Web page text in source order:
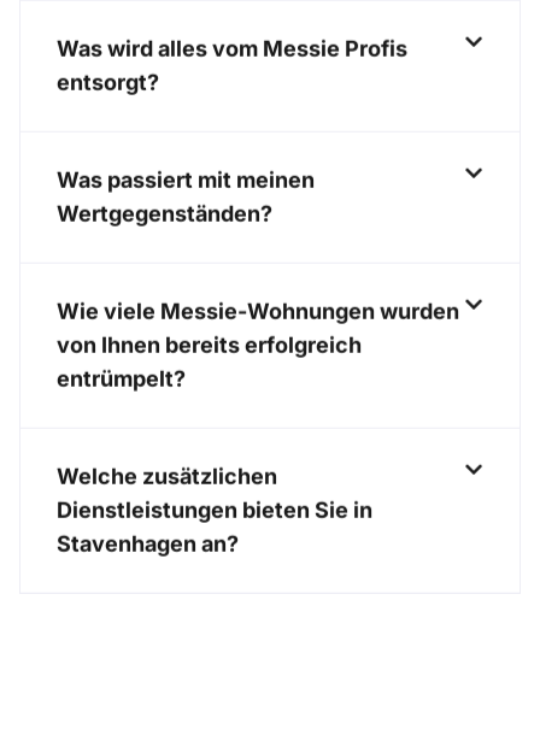
Was wird alles vom Messie Profis
entsorgt?
Was passiert mit meinen
Wertgegenständen?
Wie viele Messie-Wohnungen wurden
von Ihnen bereits erfolgreich
entrümpelt?
Welche zusätzlichen
Dienstleistungen bieten Sie in
Stavenhagen an?